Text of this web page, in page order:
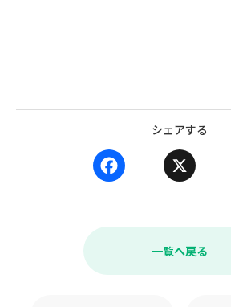
シェアする
a
e
k
一覧へ戻る